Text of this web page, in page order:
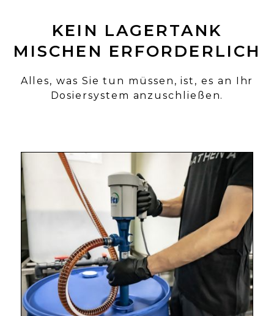
KEIN LAGERTANK
MISCHEN ERFORDERLICH
Alles, was Sie tun müssen, ist, es an Ihr
Dosiersystem anzuschließen.